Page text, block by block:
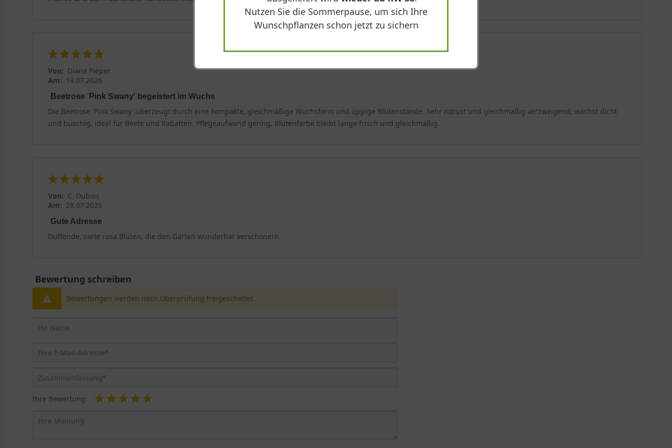
Von: Diana Pieper
Am: 19.07.2026
Beetrose 'Pink Swany' begeistert im Wuchs
Die Beetrose 'Pink Swany' überzeugt durch eine kompakte, gleichmäßige Wuchsform und üppige Blütenstände. Sehr robust und gleichmäßig verzweigend, wächst dicht
und buschig, ideal für Beete und Rabatten. Pflegeaufwand gering, Blütenfarbe bleibt lange frisch und gleichmäßig.
Von: C. Dubois
Am: 28.07.2025
Gute Adresse
Duftende, zarte rosa Blüten, die den Garten wunderbar verschönern.
Bewertung schreiben
Bewertungen werden nach Überprüfung freigeschaltet.
Ihre Bewertung:
Nutzen Sie die Sommerpause, um sich Ihre
Wunschpflanzen schon jetzt zu sichern